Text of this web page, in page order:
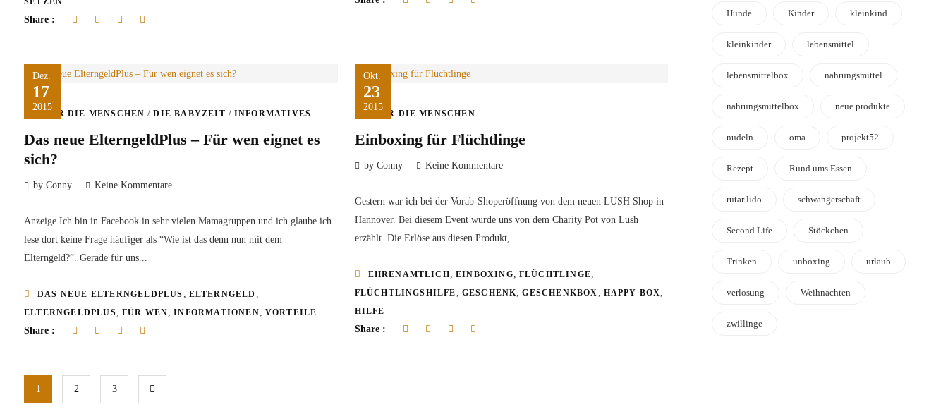
Share :
Dez.
17
2015
ÜBER DIE MENSCHEN /DIE BABYZEIT / INFORMATIVES
Das neue ElterngeldPlus – Für wen eignet es
sich?
by Conny Keine Kommentare
Anzeige Ich bin in Facebook in sehr vielen Mamagruppen und ich glaube ich
lese dort keine Frage häufiger als “Wie ist das denn nun mit dem
Elterngeld?”. Gerade für uns...
DAS NEUE ELTERNGELDPLUS ELTERNGELD
ELTERNGELDPLUS FÜR WEN ,INFORMATIONEN VORTEILE
Share :
Okt.
23
2015
ÜBER DIE MENSCHEN
Einboxing für Flüchtlinge
by Conny Keine Kommentare
Gestern war ich bei der Vorab-Shoperöffnung von dem neuen LUSH Shop in
Hannover. Bei diesem Event wurde uns von dem Charity Pot von Lush
erzählt. Die Erlöse aus diesen Produkt,...
EHRENAMTLICH EINBOXING FLÜCHTLINGE
FLÜCHTLINGSHILFE GESCHENK ,GESCHENKBOX HAPPY BOX
HILFE
Share :
1 2 3
Hunde Kinder kleinkind
kleinkinder lebensmittel
lebensmittelbox nahrungsmittel
nahrungsmittelbox neue produkte
nudeln oma projekt52
Rezept Rund ums Essen
rutar lido schwangerschaft
Second Life Stöckchen
Trinken unboxing urlaub
verlosung Weihnachten
zwillinge